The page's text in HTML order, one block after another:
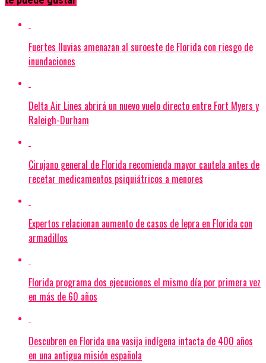
Fuertes lluvias amenazan al suroeste de Florida con riesgo de
inundaciones
Delta Air Lines abrirá un nuevo vuelo directo entre Fort Myers y
Raleigh-Durham
Cirujano general de Florida recomienda mayor cautela antes de
recetar medicamentos psiquiátricos a menores
Expertos relacionan aumento de casos de lepra en Florida con
armadillos
Florida programa dos ejecuciones el mismo día por primera vez
en más de 60 años
Descubren en Florida una vasija indígena intacta de 400 años
en una antigua misión española